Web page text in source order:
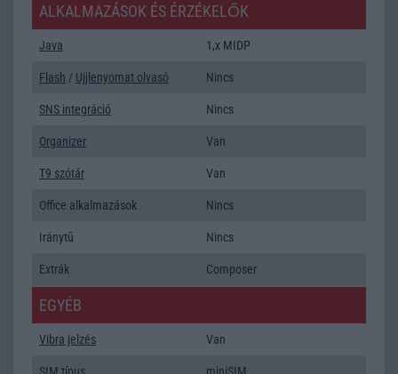
ALKALMAZÁSOK ÉS ÉRZÉKELŐK
Java 1,x MIDP
Flash / Ujjlenyomat olvasó Nincs
SNS integráció Nincs
Organizer Van
T9 szótár Van
Office alkalmazások Nincs
Iránytũ Nincs
Extrák Composer
EGYÉB
Vibra jelzés Van
SIM típus miniSIM